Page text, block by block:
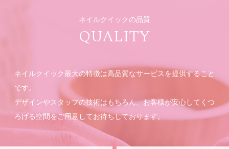
ネイルクイックの品質
QUALITY
ネイルクイック最大の特徴は高品質なサービスを提供すること
です。
デザインやスタッフの技術はもちろん、お客様が安心してくつ
ろげる空間をご用意してお待ちしております。